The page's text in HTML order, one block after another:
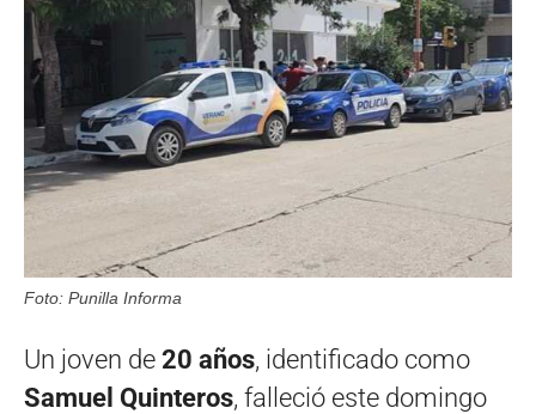
Foto: Punilla Informa
Un joven de 20 años, identificado como
Samuel Quinteros, falleció este domingo